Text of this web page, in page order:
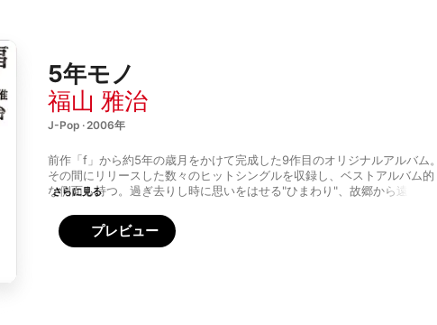
5年モノ
福山 雅治
J-Pop · 2006年
前作「f」から約5年の歳月をかけて完成した9作目のオリジナルアルバム。
その間にリリースした数々のヒットシングルを収録し、ベストアルバム的
な側面も持つ。過ぎ去りし時に思いをはせる"ひまわり"、故郷から遠く離れ
ながらも新たな道を切り開いていく"BEAUTIFUL DAY"など、ソングライタ
ーとして詩的で叙情的な世界観を演出。ノスタルジーと未来への不安や希
望が混在した歌で、人生の機微を描いた。サウンドプロデューサーに井上
さらに見る
プレビュー